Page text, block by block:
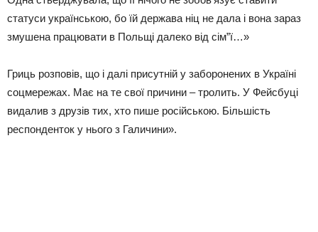
статуси українською, бо їй держава ніц не дала і вона зараз
змушена працювати в Польщі далеко від сім”ї…»
Гриць розповів, що і далі присутній у заборонених в Україні
соцмережах. Має на те свої причини – тролить. У Фейсбуці
видалив з друзів тих, хто пише російською. Більшість
респонденток у нього з Галичини».